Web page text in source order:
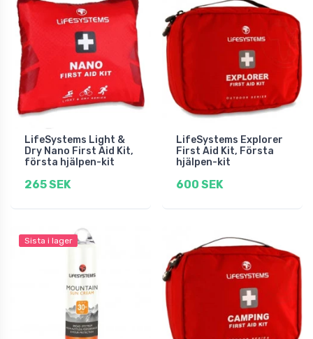
LifeSystems Light &
Dry Nano First Aid Kit,
första hjälpen-kit
265 SEK
LifeSystems Explorer
First Aid Kit, Första
hjälpen-kit
600 SEK
Sista i lager